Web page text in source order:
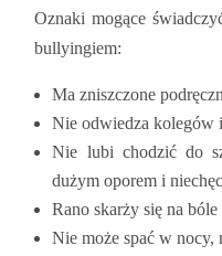
Oznaki mogące
bullyingiem:
Ma zniszczone
Nie odwiedza kolegów
Nie lubi chodzić do
dużym oporem i
Rano skarży się na bóle
Nie może spać w nocy,